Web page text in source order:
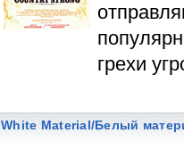
грехи
White Material/Белый